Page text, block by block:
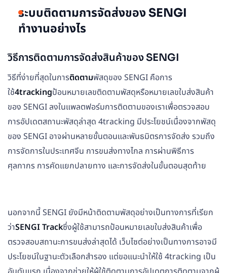
ระบบติดตามการจัดส่งของ SENGI
ทำงานอย่างไร
วิธีการติดตามการจัดส่งสินค้าของ SENGI
วิธีที่ง่ายที่สุดในการติดตามพัสดุของ SENGI คือการ
ใช้4trackingป้อนหมายเลขติดตามพัสดุหรือหมายเลขใบส่งสินค้า
ของ SENGI ลงในแพลตฟอร์มการติดตามของเราเพื่อตรวจสอบ
การอัปเดตสถานะพัสดุล่าสุด 4tracking มีประโยชน์เนื่องจากพัสดุ
ของ SENGI อาจผ่านหลายขั้นตอนและพันธมิตรการจัดส่ง รวมถึง
การจัดการในประเทศจีน การขนส่งทางไกล การผ่านพิธีการ
ศุลกากร การคัดแยกปลายทาง และการจัดส่งในขั้นตอนสุดท้าย
นอกจากนี้ SENGI ยังมีหน้าติดตามพัสดุอย่างเป็นทางการที่เรียก
ว่าSENGI Trackซึ่งผู้ใช้สามารถป้อนหมายเลขใบส่งสินค้าเพื่อ
ตรวจสอบสถานะการขนส่งล่าสุดได้ เว็บไซต์อย่างเป็นทางการอาจมี
ประโยชน์ในฐานะตัวเลือกสำรอง แต่ขอแนะนำให้ใช้ 4tracking เป็น